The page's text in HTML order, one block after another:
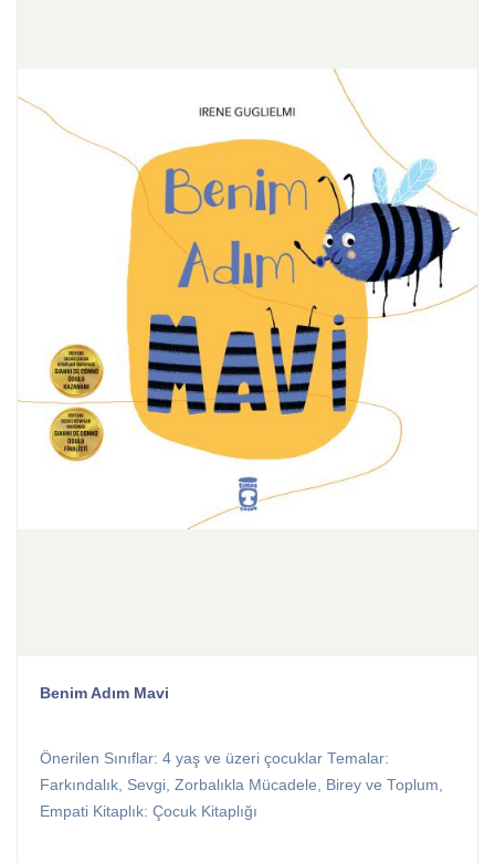
Benim Adım Mavi
Önerilen Sınıflar: 4 yaş ve üzeri çocuklar Temalar:
Farkındalık, Sevgi, Zorbalıkla Mücadele, Birey ve Toplum,
Empati Kitaplık: Çocuk Kitaplığı